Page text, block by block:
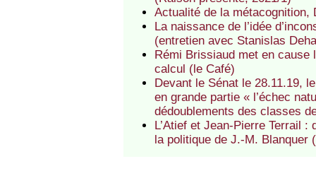
Actualité de la métacognition,
La naissance de l’idée
(entretien avec Stanislas
Rémi Brissiaud met en
calcul (le Café)
Devant le Sénat le 28.11.19,
en grande partie « l’échec
dédoublements des classes
L’Atief et Jean-Pierre Terrail
la politique de J.-M. Blanquer